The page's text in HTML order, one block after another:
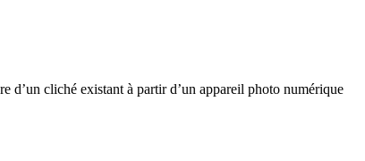
d’un cliché existant à partir d’un appareil photo numérique